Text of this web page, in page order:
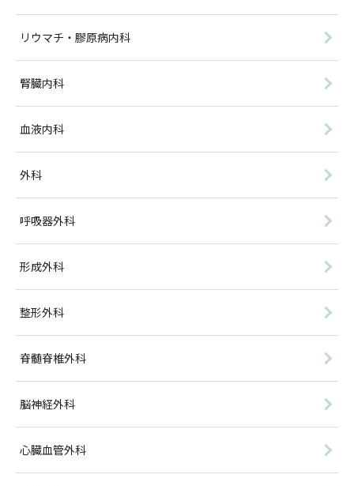
リウマチ・膠原病内科
腎臓内科
血液内科
外科
呼吸器外科
形成外科
整形外科
脊髄脊椎外科
脳神経外科
心臓血管外科